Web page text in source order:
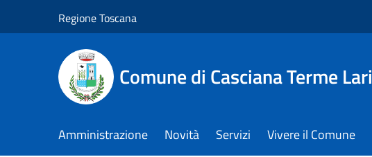
Regione Toscana
Comune di Casciana Terme Lari
Amministrazione Novità Servizi Vivere il Comune